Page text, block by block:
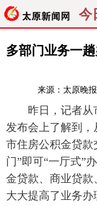
今
首页
纵横
旅游
看天下
太原日报 太
多部门业务一
来源： 太原晚报
昨日，记者从
发布会上了解到，
市住房公积金贷款
门”即可“一厅式”
金贷款、商业贷款
大大提高了业务